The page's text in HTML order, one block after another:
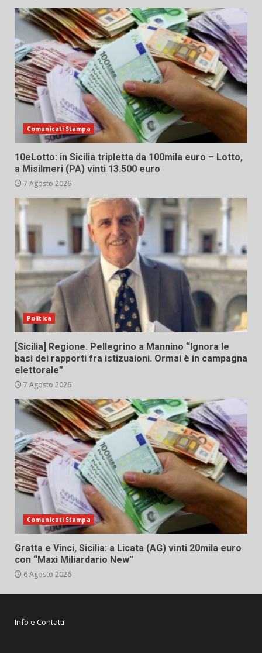
Comunicati Stampa
10eLotto: in Sicilia tripletta da 100mila euro – Lotto,
a Misilmeri (PA) vinti 13.500 euro
7 Agosto 2026
Politica
[Sicilia] Regione. Pellegrino a Mannino “Ignora le
basi dei rapporti fra istizuaioni. Ormai è in campagna
elettorale”
7 Agosto 2026
Comunicati Stampa
Gratta e Vinci, Sicilia: a Licata (AG) vinti 20mila euro
con “Maxi Miliardario New”
6 Agosto 2026
Info e Contatti